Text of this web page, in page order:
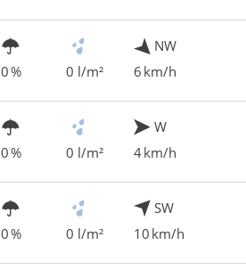
0 % 0 l/m²
NW
6 km/h
0 % 0 l/m²
W
4 km/h
0 % 0 l/m²
SW
10 km/h